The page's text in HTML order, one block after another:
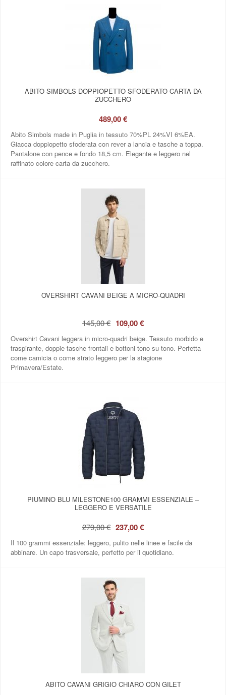
ABITO SIMBOLS DOPPIOPETTO SFODERATO CARTA DA
ZUCCHERO
489,00 €
Abito Simbols made in Puglia in tessuto 70%PL 24%VI 6%EA.
Giacca doppiopetto sfoderata con rever a lancia e tasche a toppa.
Pantalone con pence e fondo 18,5 cm. Elegante e leggero nel
raffinato colore carta da zucchero.
OVERSHIRT CAVANI BEIGE A MICRO‑QUADRI
145,00 € 109,00 €
Overshirt Cavani leggera in micro‑quadri beige. Tessuto morbido e
traspirante, doppie tasche frontali e bottoni tono su tono. Perfetta
come camicia o come strato leggero per la stagione
Primavera/Estate.
PIUMINO BLU MILESTONE100 GRAMMI ESSENZIALE –
LEGGERO E VERSATILE
279,00 € 237,00 €
Il 100 grammi essenziale: leggero, pulito nelle linee e facile da
abbinare. Un capo trasversale, perfetto per il quotidiano.
ABITO CAVANI GRIGIO CHIARO CON GILET